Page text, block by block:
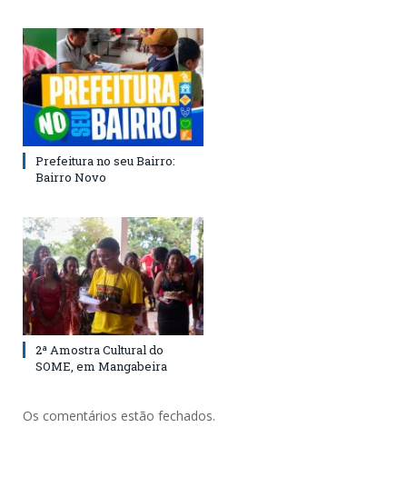
Prefeitura no seu Bairro:
Bairro Novo
2ª Amostra Cultural do
SOME, em Mangabeira
Os comentários estão fechados.